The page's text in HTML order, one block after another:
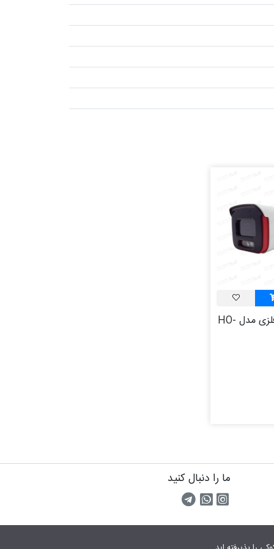
هوزینگ بالت فلزی مدل HO-
ما را دنبال کنید
اینستاگرام
پیام رسان واتس اپ
کانال تلگرام